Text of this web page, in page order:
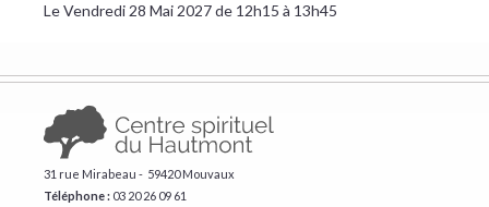
Le Vendredi 28 Mai 2027 de 12h15 à 13h45
31 rue Mirabeau - 59420 Mouvaux
Téléphone : ​03 20 26 09 61